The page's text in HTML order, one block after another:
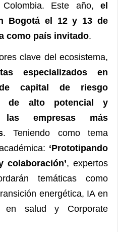
Este año, el
Bogotá el 12 y 13 de
como país invitado.
clave del ecosistema,
especializados en
capital de riesgo
de alto potencial y
las empresas más
. Teniendo como tema
‘Prototipando
colaboración’, expertos
temáticas como
energética, IA en
en salud y Corporate